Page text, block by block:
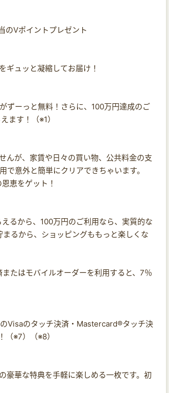
のVポイントプレゼント
ギュッと凝縮してお届け！
ずーっと無料！さらに、100万円達成のご
ます！（※1）
んが、家賃や日々の買い物、公共料金の支
意外と簡単にクリアできちゃいます。
恵をゲット！
るから、100万円のご利用なら、実質的な
るから、ショッピングももっと楽しくな
たはモバイルオーダーを利用すると、7％
Visaのタッチ決済・Mastercard®タッチ決
（※7）（※8）
豪華な特典を手軽に楽しめる一枚です。初